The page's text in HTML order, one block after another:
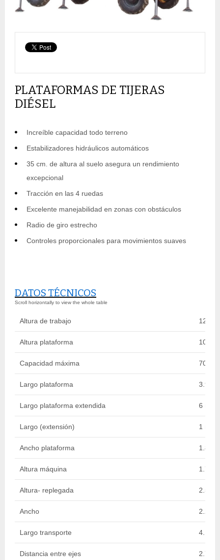
PLATAFORMAS DE TIJERAS
DIÉSEL
Increíble capacidad todo terreno
Estabilizadores hidráulicos automáticos
35 cm. de altura al suelo asegura un rendimiento
excepcional
Tracción en las 4 ruedas
Excelente manejabilidad en zonas con obstáculos
Radio de giro estrecho
Controles proporcionales para movimientos suaves
DATOS TÉCNICOS
Altura de trabajo 12 m
Altura plataforma 10 m
Capacidad máxima 700 kg
Largo plataforma 3.91 m
Largo plataforma extendida 6 m
Largo (extensión) 1 m
Ancho plataforma 1.89 m
Altura máquina 1.71 m
Altura- replegada 2.59 m
Ancho 2.25 m
Largo transporte 4.18 m
Distancia entre ejes 2.75 m